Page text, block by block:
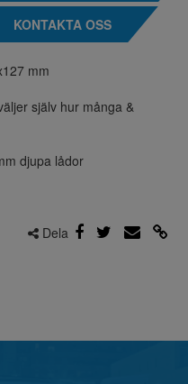
KONTAKTA OSS
mm
själv hur många &
djupa lådor
Dela